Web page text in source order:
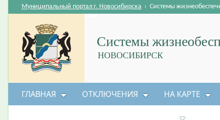
Системы
НОВОСИБИРСК
Муниципальный портал г. Новосибирска › Системы
ГЛАВНАЯ ОТКЛЮЧЕНИЯ НА КАРТЕ